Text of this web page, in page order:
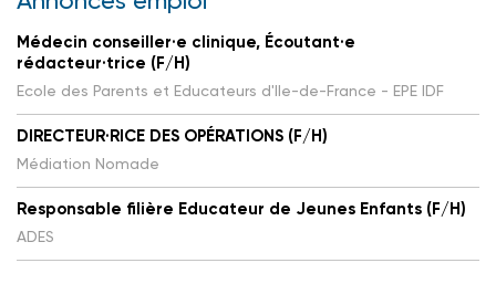
Médecin conseiller·e clinique, Écoutant·e
rédacteur·trice (F/H)
Ecole des Parents et Educateurs d'Ile-de-France - EPE IDF
DIRECTEUR·RICE DES OPÉRATIONS (F/H)
Médiation Nomade
Responsable filière Educateur de Jeunes Enfants (F/H)
ADES